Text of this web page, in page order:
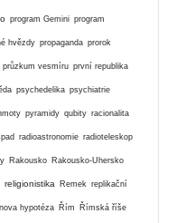
program Gemini program
hvězdy propaganda prorok
průzkum vesmíru první republika
psychedelika psychiatrie
pyramidy qubity racionalita
radioastronomie radioteleskop
Rakousko Rakousko-Uhersko
religionistika Remek replikační
hypotéza Řím Římská říše